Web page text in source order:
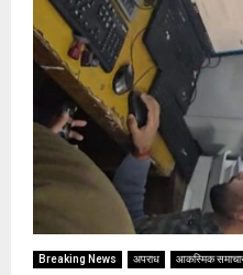
Breaking News अपराध आकस्मिक